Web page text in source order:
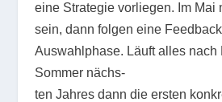
eine Strategie vorliegen. Im Mai
sein, dann folgen eine
Auswahlphase. Läuft alles nach
Sommer nächs-
ten Jahres dann die ersten